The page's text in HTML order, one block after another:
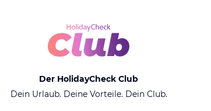
Der HolidayCheck Club
Dein Urlaub. Deine Vorteile. Dein Club.